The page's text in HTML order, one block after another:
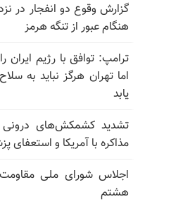
گزارش وقوع دو انفجار در
هنگام عبور از تنگه هرمز
ترامپ: توافق با رژیم
اما تهران هرگز نباید به
یابد
تشدید کشمکش‌های
مذاکره با آمریکا و استعفای
اجلاس شورای ملی
هشتم